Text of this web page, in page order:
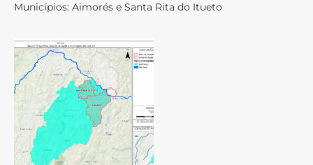
Municípios: Aimorés e Santa Rita do Itueto